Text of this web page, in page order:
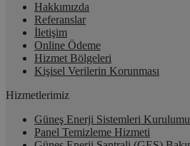
Hakkımızda
Referanslar
İletişim
Online Ödeme
Hizmet Bölgeleri
Kişisel Verilerin Korunması
Hizmetlerimiz
Güneş Enerji Sistemleri Kurulumu
Panel Temizleme Hizmeti